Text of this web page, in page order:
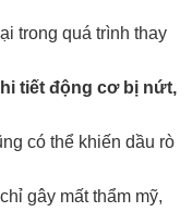
trong quá trình thay
tiết động cơ bị nứt,
có thể khiến dầu rò
gây mất thẩm mỹ,